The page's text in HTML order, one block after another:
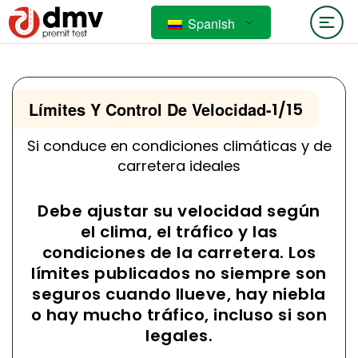
Spanish
Límites Y Control De Velocidad-1/15
Si conduce en condiciones climáticas y de
carretera ideales
Debe ajustar su velocidad según
el clima, el tráfico y las
condiciones de la carretera. Los
límites publicados no siempre son
seguros cuando llueve, hay niebla
o hay mucho tráfico, incluso si son
legales.